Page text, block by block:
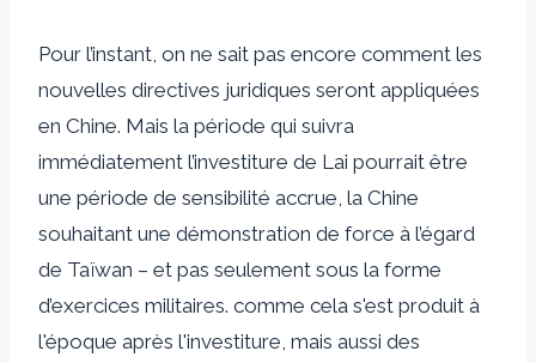
Pour l’instant, on ne sait pas encore comment les
nouvelles directives juridiques seront appliquées
en Chine. Mais la période qui suivra
immédiatement l’investiture de Lai pourrait être
une période de sensibilité accrue, la Chine
souhaitant une démonstration de force à l’égard
de Taïwan – et pas seulement sous la forme
d’exercices militaires. comme cela s'est produit à
l'époque après l'investiture, mais aussi des